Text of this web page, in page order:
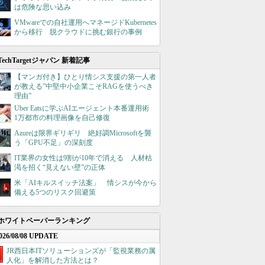
は危険な思い込み
VMwareでの自社運用へマネージドKubernetes
から移行 脱クラウドに挑む銀行の事例
ジャパン 新着記事
【マンガ付き】ひとり情シス支援の第一人者
が教える”中堅中小企業こそRAGを使うべき
理由”
Uber Eatsに学ぶAIエージェント本番運用術
1万都市の料理画像を自己修復
Azureは限界ギリギリ 絶好調Microsoftを襲
う「GPU不足」の深刻度
IT業界の女性は9割が10年で消える 人材枯
渇を招く“見えない壁”の正体
米「AIキルスイッチ法案」 情シスが今から
備える5つのリスク回避策
ワイトペーパーランキング
08/08 UPDATE
JR西日本ITソリューションズが「監視業務の属
人化」を解消した方法とは？